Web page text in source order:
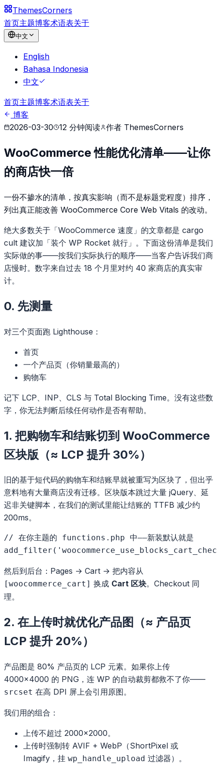
ThemesCorners
首页主题博客术语表关于
中文
English
Bahasa Indonesia
中文
首页主题博客术语表关于
博客
2026-03-30
12 分钟阅读 作者 ThemesCorners
WooCommerce 性能优化清单——让你
的商店快一倍
一份不掺水的清单，按真实影响（而不是标题党程度）排序，
列出真正能改善 WooCommerce Core Web Vitals 的改动。
绝大多数关于「WooCommerce 速度」的文章都是 cargo
cult 建议加「装个 WP Rocket 就行」。下面这份清单是我们
实际做的事——按我们实际执行的顺序——当客户告诉我们商
店慢时。数字来自过去 18 个月里对约 40 家商店的真实审
计。
0. 先测量
对三个页面跑 Lighthouse：
首页
一个产品页（你销量最高的）
购物车
记下 LCP、INP、CLS 与 Total Blocking Time。没有这些数
字，你无法判断后续任何动作是否有帮助。
1. 把购物车和结账切到 WooCommerce
区块版（≈ LCP 提升 30%）
旧的基于短代码的购物车和结账早就被重写为区块了，但出乎
意料地有大量商店没有迁移。区块版本跳过大量 jQuery、延
迟非关键脚本，在我们的测试里能让结账的 TTFB 减少约
200ms。
// 在你主题的 functions.php 中——新装默认就是
然后到后台：Pages → Cart → 把内容从
[woocommerce_cart] 换成 Cart 区块。Checkout 同
理。
2. 在上传时就优化产品图（≈ 产品页
LCP 提升 20%）
产品图是 80% 产品页的 LCP 元素。如果你上传
4000×4000 的 PNG，连 WP 的自动裁剪都救不了你——
srcset 在高 DPI 屏上会引用原图。
我们用的组合：
上传不超过 2000×2000。
上传时强制转 AVIF + WebP（ShortPixel 或
Imagify，挂 wp_handle_upload 过滤器）。